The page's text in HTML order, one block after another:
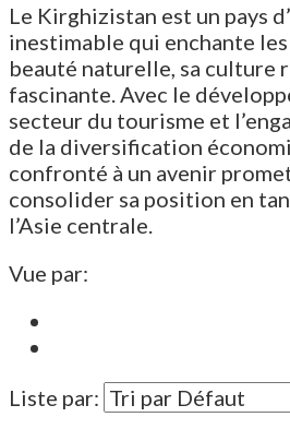
Le Kirghizistan est un pays
inestimable qui enchante
beauté naturelle, sa culture
fascinante. Avec le
secteur du tourisme et
de la diversification
confronté à un avenir
consolider sa position en
l’Asie centrale.
Vue par:
Liste par: